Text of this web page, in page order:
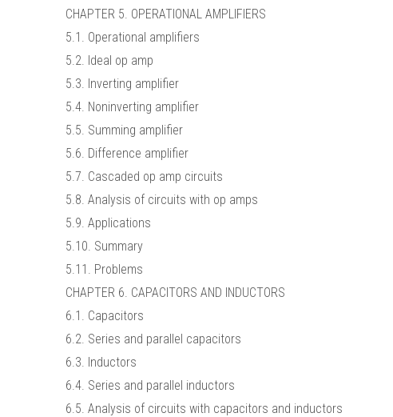
CHAPTER 5. OPERATIONAL AMPLIFIERS
5.1. Operational amplifiers
5.2. Ideal op amp
5.3. Inverting amplifier
5.4. Noninverting amplifier
5.5. Summing amplifier
5.6. Difference amplifier
5.7. Cascaded op amp circuits
5.8. Analysis of circuits with op amps
5.9. Applications
5.10. Summary
5.11. Problems
CHAPTER 6. CAPACITORS AND INDUCTORS
6.1. Capacitors
6.2. Series and parallel capacitors
6.3. Inductors
6.4. Series and parallel inductors
6.5. Analysis of circuits with capacitors and inductors